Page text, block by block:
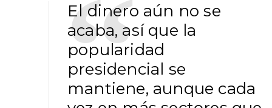
El dinero aún no se
acaba, así que la
popularidad
presidencial se
mantiene, aunque cada